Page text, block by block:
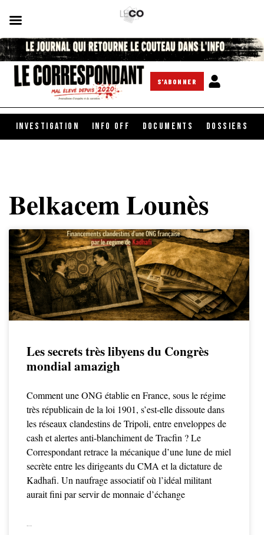
S'ABONNER
INVESTIGATION INFO OFF DOCUMENTS DOSSIERS
Belkacem Lounès
Les secrets très libyens du Congrès
mondial amazigh
Comment une ONG établie en France, sous le régime
très républicain de la loi 1901, s’est-elle dissoute dans
les réseaux clandestins de Tripoli, entre enveloppes de
cash et alertes anti-blanchiment de Tracfin ? Le
Correspondant retrace la mécanique d’une lune de miel
secrète entre les dirigeants du CMA et la dictature de
Kadhafi. Un naufrage associatif où l’idéal militant
aurait fini par servir de monnaie d’échange